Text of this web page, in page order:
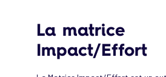
La matrice
Impact/Effort